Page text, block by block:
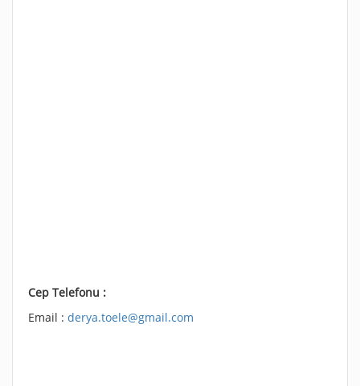
Cep Telefonu :
Email : derya.toele@gmail.com